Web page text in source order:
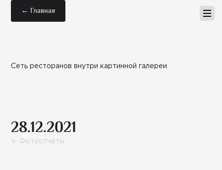
← Главная
Сеть ресторанов внутри картинной галереи
28.12.2021
← Фотоотчеты